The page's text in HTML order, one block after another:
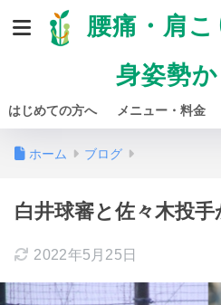
腰痛・肩
身姿勢
はじめての方へ メニュー・料金
ホーム ブログ
白井球審と佐々木投
2022年5月25日